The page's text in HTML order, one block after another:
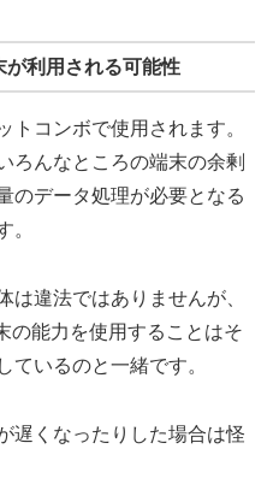
利用される可能性
トコンボで使用されます。
ろんなところの端末の余剰
のデータ処理が必要となる
。
は違法ではありませんが、
の能力を使用することはそ
ているのと一緒です。
遅くなったりした場合は怪